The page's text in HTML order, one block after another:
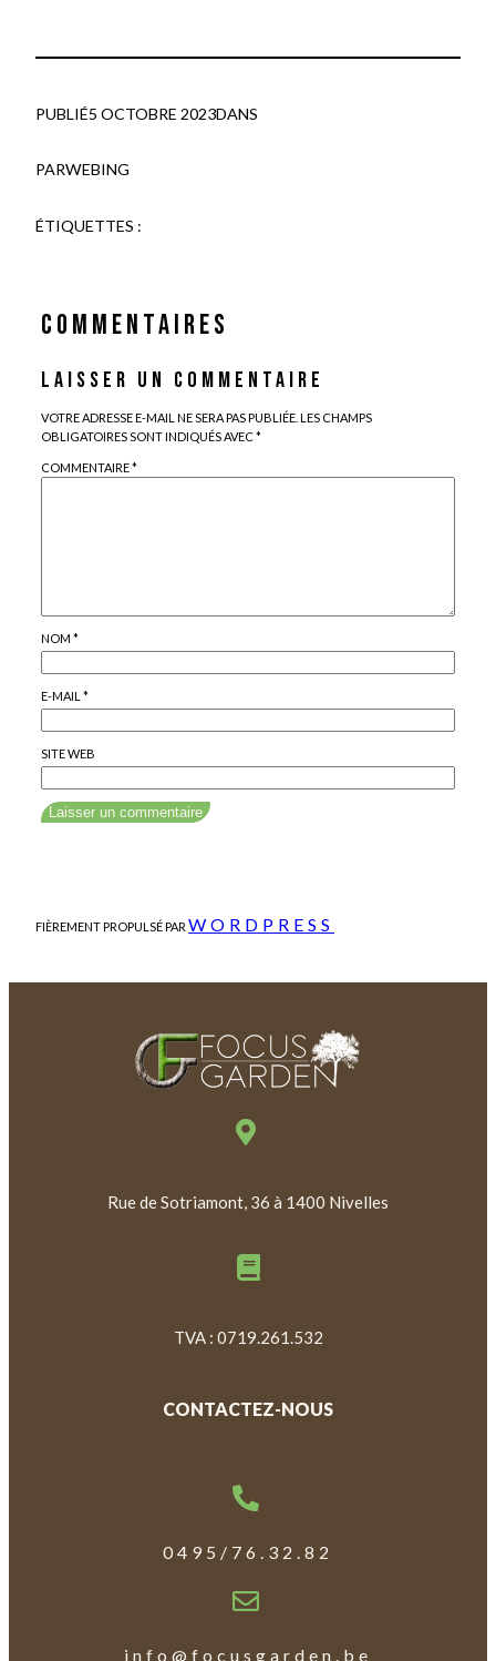
PUBLIÉ5 OCTOBRE 2023DANS
PARWEBING
ÉTIQUETTES :
COMMENTAIRES
LAISSER UN COMMENTAIRE
VOTRE ADRESSE E-MAIL NE SERA PAS PUBLIÉE. LES CHAMPS
OBLIGATOIRES SONT INDIQUÉS AVEC*
COMMENTAIRE*
NOM *
E-MAIL *
SITE WEB
FIÈREMENT PROPULSÉ PAR WORDPRESS
Rue de Sotriamont, 36 à 1400 Nivelles
TVA : 0719.261.532
CONTACTEZ-NOUS
0495/76.32.82
info@focusgarden.be